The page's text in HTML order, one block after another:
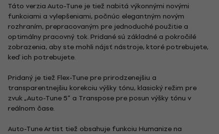
Táto verzia Auto-Tune je tiež nabitá výkonnými novými
funkciami a vylepšeniami, počnúc elegantným novým
rozhraním, prepracovaným pre jednoduché použitie a
optimálny pracovný tok. Pridané sú základné a pokročilé
zobrazenia, aby ste mohli nájsť nástroje, ktoré potrebujete,
keď ich potrebujete.
Pridaný je tiež Flex-Tune pre prirodzenejšiu a
transparentnejšiu korekciu výšky tónu, klasický režim pre
zvuk „Auto-Tune 5“ a Transpose pre posun výšky tónu v
reálnom čase.
Auto-Tune Artist tiež obsahuje funkciu Humanize na